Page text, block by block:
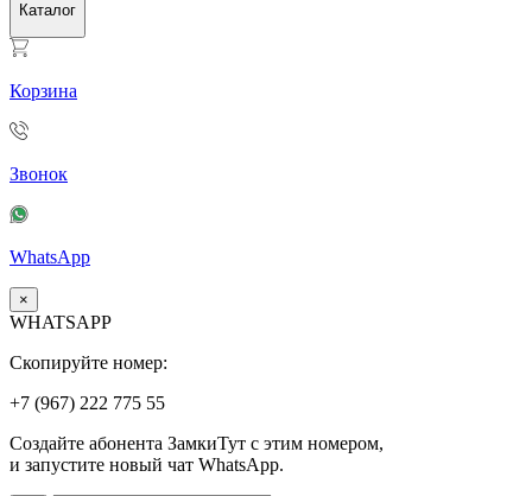
Каталог
Корзина
Звонок
WhatsApp
×
WHATSAPP
Скопируйте номер:
+7 (967) 222 775 55
Создайте абонента ЗамкиТут с этим номером,
и запустите новый чат WhatsApp.